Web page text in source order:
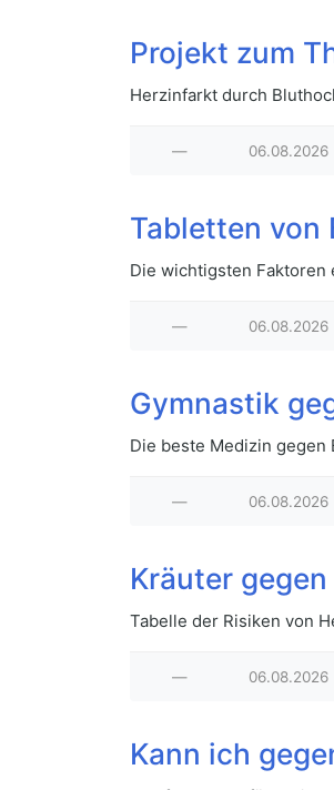
Projekt zum
Herzinfarkt durch
— 06.08.2026
Tabletten von
Die wichtigsten Faktoren
— 06.08.2026
Gymnastik
Die beste Medizin
— 06.08.2026
Kräuter
Tabelle der Risiken von
— 06.08.2026
Kann ich